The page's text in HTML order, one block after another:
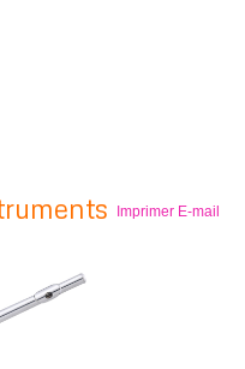
Imprimer E-mail